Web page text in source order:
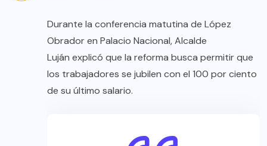
Durante la conferencia matutina de López
Obrador en Palacio Nacional, Alcalde
Luján explicó que la reforma busca permitir que
los trabajadores se jubilen con el 100 por ciento
de su último salario.